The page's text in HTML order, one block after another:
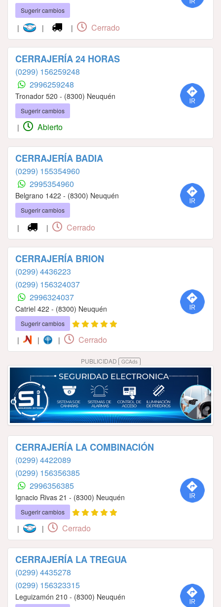
Sugerir cambios
| | | Cerrado
CERRAJERÍA 24 HORAS
(0299) 156259248
2996259248
Tronador 520 - (8300) Neuquén
Sugerir cambios
| Abierto
CERRAJERÍA BADIA
(0299) 155354960
2995354960
Belgrano 1422 - (8300) Neuquén
Sugerir cambios
| | Cerrado
CERRAJERÍA BRION
(0299) 4436223
(0299) 156324037
2996324037
Catriel 422 - (8300) Neuquén
Sugerir cambios
| | | Cerrado
PUBLICIDAD GCAds
CERRAJERÍA LA COMBINACIÓN
(0299) 4422089
(0299) 156356385
2996356385
Ignacio Rivas 21 - (8300) Neuquén
Sugerir cambios
| | Cerrado
CERRAJERÍA LA TREGUA
(0299) 4435278
(0299) 156323315
Leguizamón 210 - (8300) Neuquén